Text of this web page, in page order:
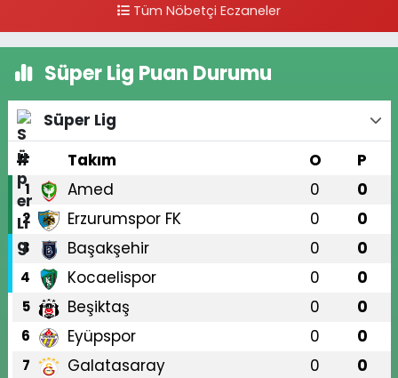
Tüm Nöbetçi Eczaneler
Süper Lig Puan Durumu
Süper Lig
#
Takım O P
1 Amed 0 0
2 Erzurumspor FK 0 0
3 Başakşehir 0 0
4 Kocaelispor 0 0
5 Beşiktaş 0 0
6 Eyüpspor 0 0
7 Galatasaray 0 0